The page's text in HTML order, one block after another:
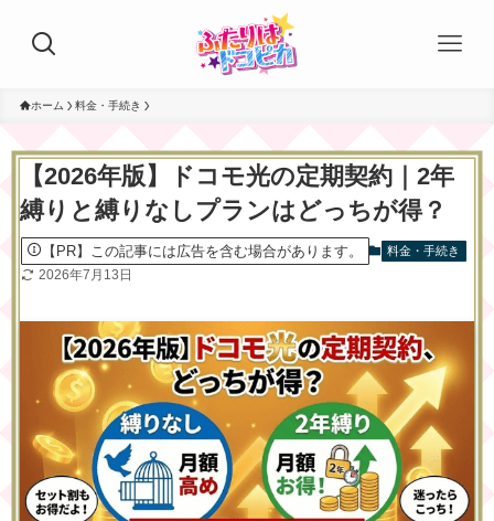
ホーム 料金・手続き
【2026年版】ドコモ光の定期契約｜2年
縛りと縛りなしプランはどっちが得？
【PR】この記事には広告を含む場合があります。 料金・手続き
2026年7月13日